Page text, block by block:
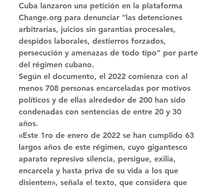
Cuba lanzaron una petición en la plataforma
Change.org para denunciar “las detenciones
arbitrarias, juicios sin garantías procesales,
despidos laborales, destierros forzados,
persecución y amenazas de todo tipo” por parte
del régimen cubano.
Según el documento, el 2022 comienza con al
menos 708 personas encarceladas por motivos
políticos y de ellas alrededor de 200 han sido
condenadas con sentencias de entre 20 y 30
años.
«Este 1ro de enero de 2022 se han cumplido 63
largos años de este régimen, cuyo gigantesco
aparato represivo silencia, persigue, exilia,
encarcela y hasta priva de su vida a los que
disienten», señala el texto, que considera que